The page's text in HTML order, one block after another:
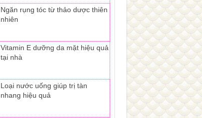
Ngăn rụng tóc từ thảo dược thiên
nhiên
Vitamin E dưỡng da mặt hiệu quả
tại nhà
Loại nước uống giúp trị tàn
nhang hiệu quả